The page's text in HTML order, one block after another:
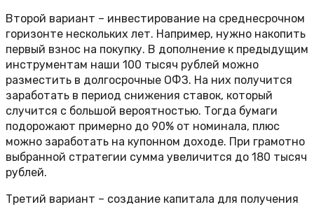
Второй вариант – инвестирование на среднесрочном
горизонте нескольких лет. Например, нужно накопить
первый взнос на покупку. В дополнение к предыдущим
инструментам наши 100 тысяч рублей можно
разместить в долгосрочные ОФЗ. На них получится
заработать в период снижения ставок, который
случится с большой вероятностью. Тогда бумаги
подорожают примерно до 90% от номинала, плюс
можно заработать на купонном доходе. При грамотно
выбранной стратегии сумма увеличится до 180 тысяч
рублей.
Третий вариант – создание капитала для получения